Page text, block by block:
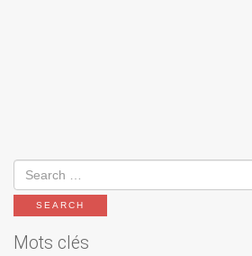
Mots clés